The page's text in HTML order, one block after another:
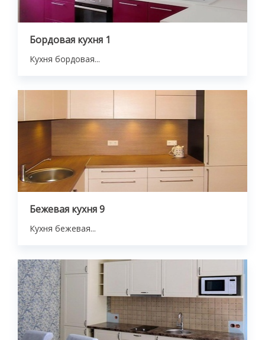
Бордовая кухня 1
Кухня бордовая...
Бежевая кухня 9
Кухня бежевая...